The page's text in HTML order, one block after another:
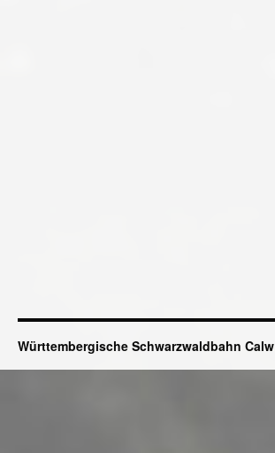
Württembergische Schwarzwaldbahn Calw